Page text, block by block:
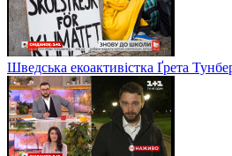
Шведська екоактивістка Ґрета